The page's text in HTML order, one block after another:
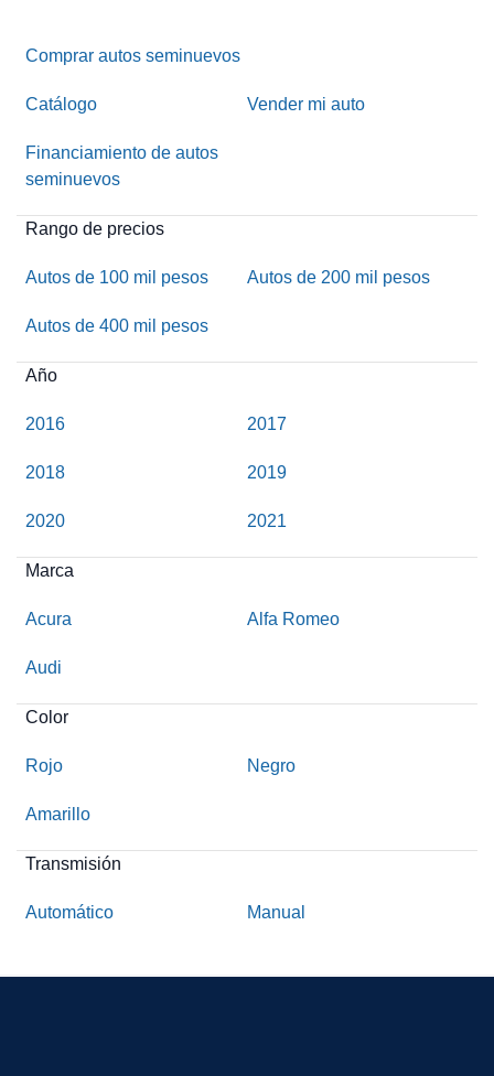
Comprar autos seminuevos
Catálogo Vender mi auto
Financiamiento de autos
seminuevos
Rango de precios
Autos de 100 mil pesos Autos de 200 mil pesos
Autos de 400 mil pesos
Año
2016 2017
2018 2019
2020 2021
Marca
Acura Alfa Romeo
Audi
Color
Rojo Negro
Amarillo
Transmisión
Automático Manual